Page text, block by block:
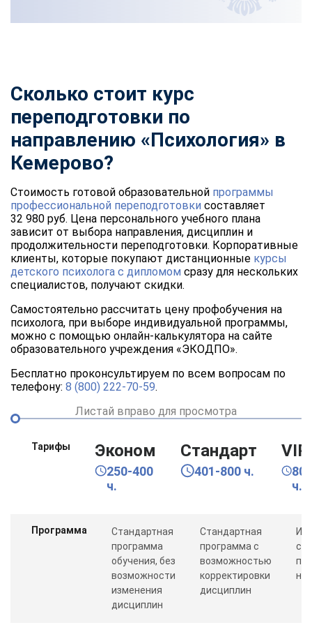
Сколько стоит курс
переподготовки по
направлению «Психология» в
Кемерово?
Стоимость готовой образовательной программы
профессиональной переподготовки составляет
32 980 руб. Цена персонального учебного плана
зависит от выбора направления, дисциплин и
продолжительности переподготовки. Корпоративные
клиенты, которые покупают дистанционные курсы
детского психолога с дипломом сразу для нескольких
специалистов, получают скидки.
Самостоятельно рассчитать цену профобучения на
психолога, при выборе индивидуальной программы,
можно с помощью онлайн-калькулятора на сайте
образовательного учреждения «ЭКОДПО».
Бесплатно проконсультируем по всем вопросам по
телефону: 8 (800) 222-70-59.
Листай вправо для просмотра
Тарифы Эконом
250-400
ч.
Стандарт
401-800 ч.
VIP
ч.
Программа
Стандартная
программа
обучения, без
возможности
изменения
дисциплин
Стандартная
программа с
возможностью
корректировки
дисциплин